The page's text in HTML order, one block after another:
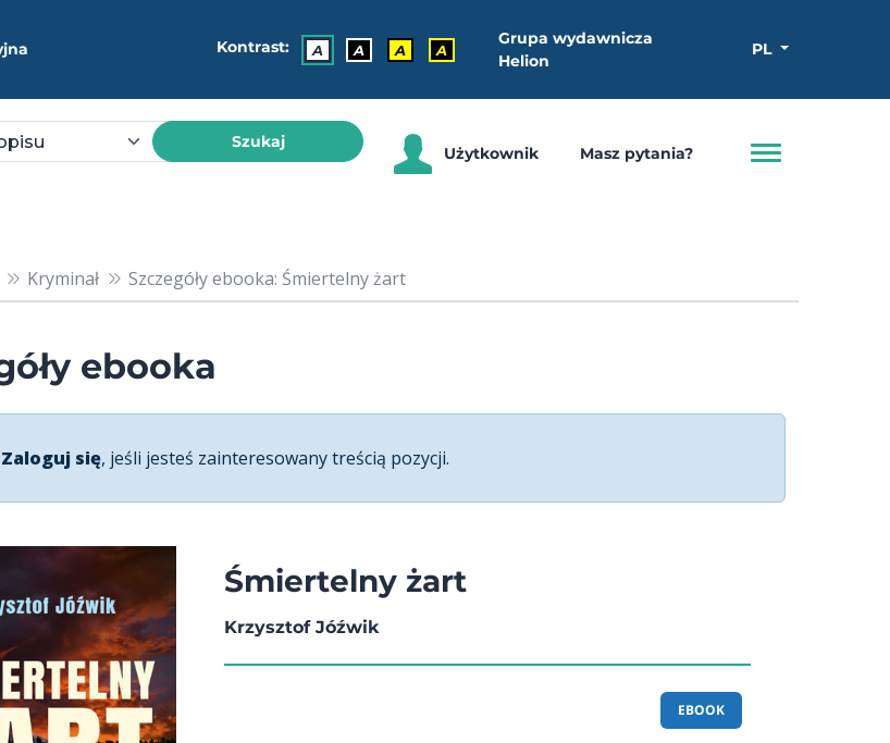
Kontrast: A A A A
Grupa wydawnicza
Helion
PL
Szukaj
Użytkownik Masz pytania?
Kryminał Szczegóły ebooka: Śmiertelny żart
ebooka
Zaloguj się, jeśli jesteś zainteresowany treścią pozycji.
Śmiertelny żart
Krzysztof Jóźwik
EBOOK